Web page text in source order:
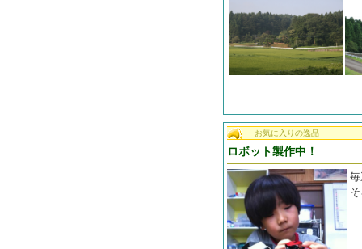
お気に入りの逸品
ロボット製作中！